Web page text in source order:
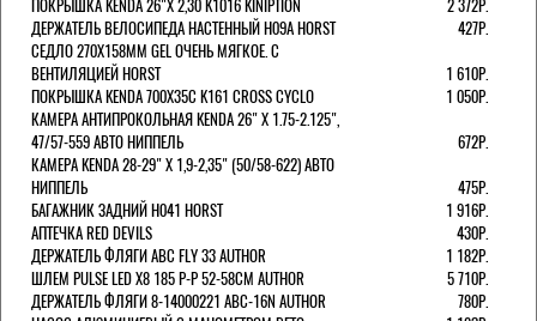
ПОКРЫШКА KENDA 26"Х 2,30 K1016 KINIPTION
2 372Р.
ДЕРЖАТЕЛЬ ВЕЛОСИПЕДА НАСТЕННЫЙ H09A HORST
427Р.
СЕДЛО 270Х158ММ GEL ОЧЕНЬ МЯГКОЕ. С
ВЕНТИЛЯЦИЕЙ HORST
1 610Р.
ПОКРЫШКА KENDA 700Х35С K161 CROSS CYCLO
1 050Р.
КАМЕРА АНТИПРОКОЛЬНАЯ KENDA 26" Х 1.75-2.125",
47/57-559 АВТО НИППЕЛЬ
672Р.
КАМЕРА KENDA 28-29" Х 1,9-2,35" (50/58-622) АВТО
НИППЕЛЬ
475Р.
БАГАЖНИК ЗАДНИЙ H041 HORST
1 916Р.
АПТЕЧКА RED DEVILS
430Р.
ДЕРЖАТЕЛЬ ФЛЯГИ АВС FLY 33 AUTHOR
1 182Р.
ШЛЕМ PULSE LED X8 185 Р-Р 52-58СМ AUTHOR
5 710Р.
ДЕРЖАТЕЛЬ ФЛЯГИ 8-14000221 ABC-16N AUTHOR
780Р.